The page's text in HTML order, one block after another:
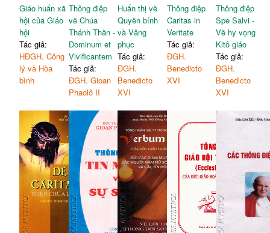
Giáo huấn xã
hội của Giáo
hội
Tác giả:
HĐGH. Công
lý và Hòa
bình
Thông điệp
về Chúa
Thánh Thần -
Dominum et
Vivificantem
Tác giả:
ĐGH. Gioan
Phaolô II
Huấn thị về
Quyền bính
và Vâng
phục
Tác giả:
ĐGH.
Benedicto
XVI
Thông điệp
Caritas in
Veritate
Tác giả:
ĐGH.
Benedicto
XVI
Thông điệp
Spe Salvi -
Về hy vọng
Kitô giáo
Tác giả:
ĐGH.
Benedicto
XVI